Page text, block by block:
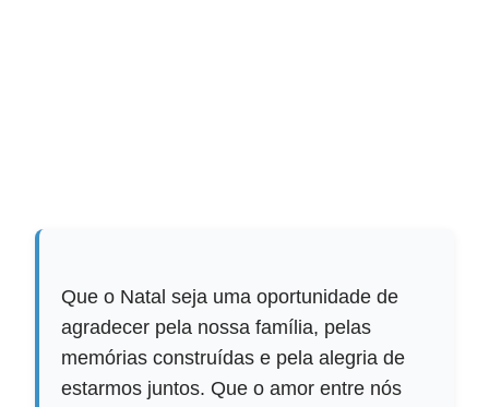
Que o Natal seja uma oportunidade de
agradecer pela nossa família, pelas
memórias construídas e pela alegria de
estarmos juntos. Que o amor entre nós